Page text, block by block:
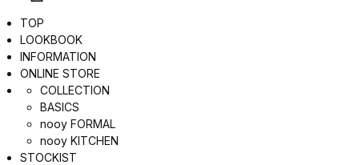
TOP
LOOKBOOK
INFORMATION
ONLINE STORE
COLLECTION
BASICS
nooy FORMAL
nooy KITCHEN
STOCKIST